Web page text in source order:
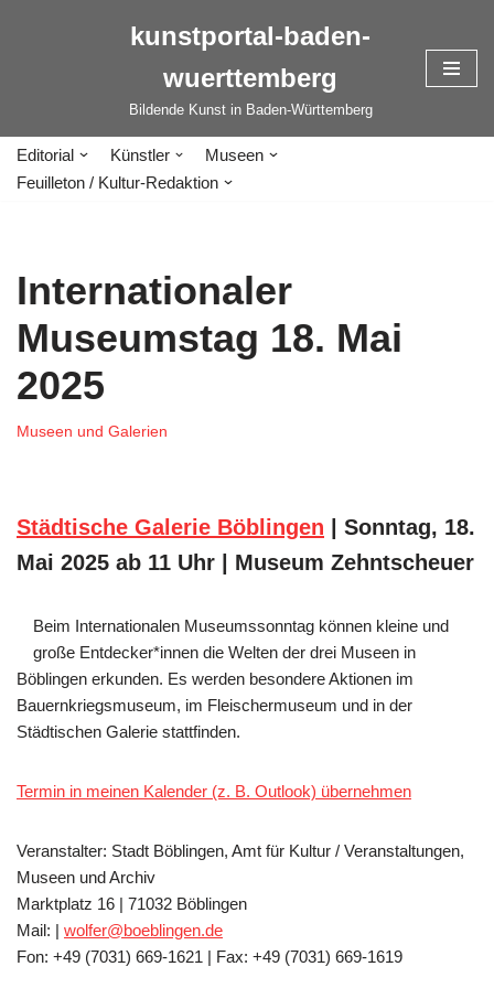
kunstportal-baden-
wuerttemberg
Bildende Kunst in Baden-Württemberg
Editorial Künstler
Museen
Feuilleton / Kultur-Redaktion
Internationaler
Museumstag 18. Mai
2025
Museen und Galerien
Städtische Galerie Böblingen | Sonntag, 18.
Mai 2025 ab 11 Uhr | Museum Zehntscheuer
Beim Internationalen Museumssonntag können kleine und
große Entdecker*innen die Welten der drei Museen in
Böblingen erkunden. Es werden besondere Aktionen im
Bauernkriegsmuseum, im Fleischermuseum und in der
Städtischen Galerie stattfinden.
Termin in meinen Kalender (z. B. Outlook) übernehmen
Veranstalter: Stadt Böblingen, Amt für Kultur / Veranstaltungen,
Museen und Archiv
Marktplatz 16 | 71032 Böblingen
Mail: | wolfer@boeblingen.de
Fon: +49 (7031) 669-1621 | Fax: +49 (7031) 669-1619